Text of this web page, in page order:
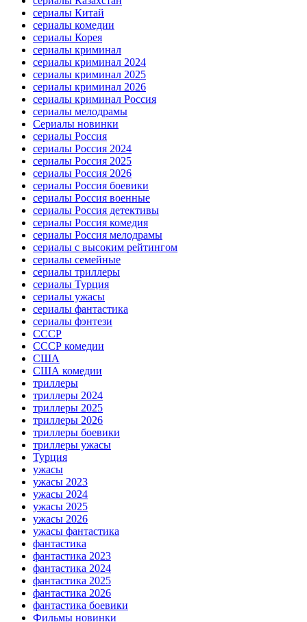
сериалы Китай
сериалы комедии
сериалы Корея
сериалы криминал
сериалы криминал 2024
сериалы криминал 2025
сериалы криминал 2026
сериалы криминал Россия
сериалы мелодрамы
Сериалы новинки
сериалы Россия
сериалы Россия 2024
сериалы Россия 2025
сериалы Россия 2026
сериалы Россия боевики
сериалы Россия военные
сериалы Россия детективы
сериалы Россия комедия
сериалы Россия мелодрамы
сериалы с высоким рейтингом
сериалы семейные
сериалы триллеры
сериалы Турция
сериалы ужасы
сериалы фантастика
сериалы фэнтези
СССР
СССР комедии
США
США комедии
триллеры
триллеры 2024
триллеры 2025
триллеры 2026
триллеры боевики
триллеры ужасы
Турция
ужасы
ужасы 2023
ужасы 2024
ужасы 2025
ужасы 2026
ужасы фантастика
фантастика
фантастика 2023
фантастика 2024
фантастика 2025
фантастика 2026
фантастика боевики
Фильмы новинки